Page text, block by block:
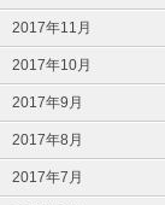
2017年11月
2017年10月
2017年9月
2017年8月
2017年7月